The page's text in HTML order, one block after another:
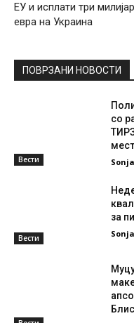
ЕУ и исплати три
евра на Украина
ПОВРЗАНИ НОВОСТИ
Вести
со
Вести
за